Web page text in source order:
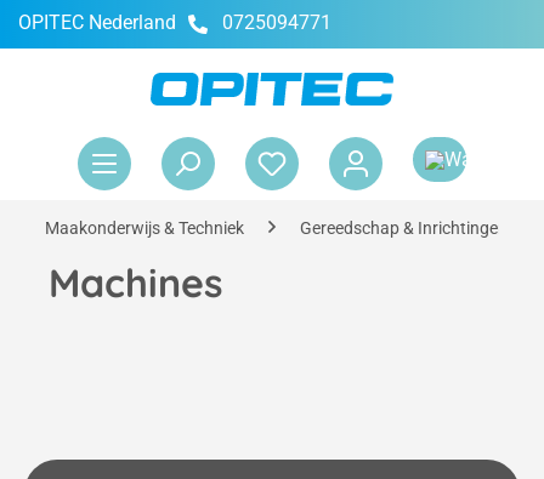
OPITEC Nederland 0725094771
Maakonderwijs & Techniek Gereedschap & Inrichtingen
Machines